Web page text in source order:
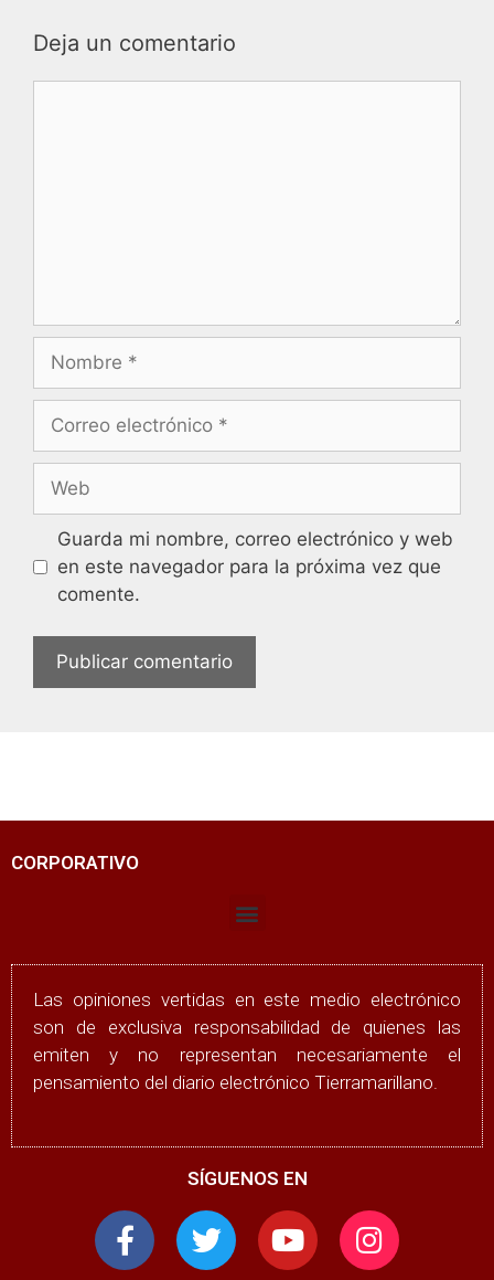
Deja un comentario
Guarda mi nombre, correo electrónico y web
en este navegador para la próxima vez que
comente.
CORPORATIVO
Las opiniones vertidas en este medio electrónico
son de exclusiva responsabilidad de quienes las
emiten y no representan necesariamente el
pensamiento del diario electrónico Tierramarillano.
SÍGUENOS EN